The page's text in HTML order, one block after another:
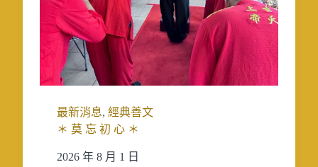
最新消息, 經典善文
＊ 莫 忘 初 心 ＊
2026 年 8 月 1 日